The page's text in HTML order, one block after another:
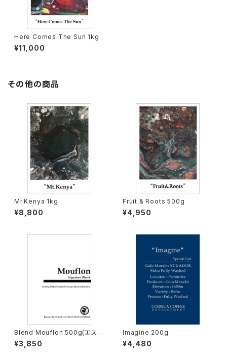
Here Comes The Sun 1kg
¥11,000
その他の商品
Mr.Kenya 1kg
¥8,800
Fruit & Roots 500g
¥4,950
Blend Mouflon 500g(エスプ
レッソロースト）
¥3,850
Imagine 200g
¥4,480